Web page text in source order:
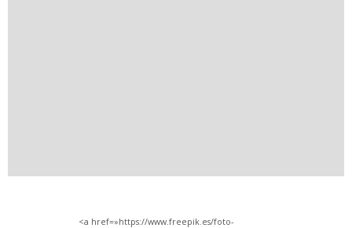
<a href=»https://www.freepik.es/foto-